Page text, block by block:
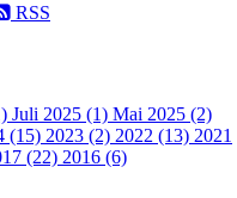
RSS
Juli 2025 (1) Mai 2025 (2)
(15) 2023 (2) 2022 (13) 2021
(22) 2016 (6)